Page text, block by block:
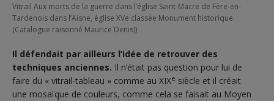
Vitrail Aux morts de la guerre dans l’église Saint-Macre de Fère-en-
Tardenois dans l’Aisne, église XVe classée Monument historique.
(Catalogue raisonné Maurice Denis))
Il défendait par ailleurs l’idée de retrouver des
techniques anciennes. Il n’était pas question pour lui de
faire du « vitrail-tableau » comme au XIXe siècle et il créait
une mosaïque de couleurs, comme cela se faisait au Moyen